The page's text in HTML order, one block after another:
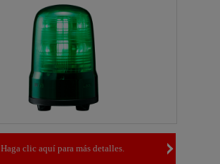
Haga clic aquí para más detalles.